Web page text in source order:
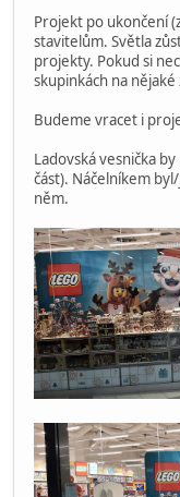
Projekt po ukončení
stavitelům. Světla
projekty. Pokud si
skupinkách na nějaké
Budeme vracet i
Ladovská vesnička
část). Náčelníkem
něm.